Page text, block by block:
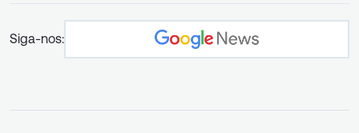
Siga-nos: